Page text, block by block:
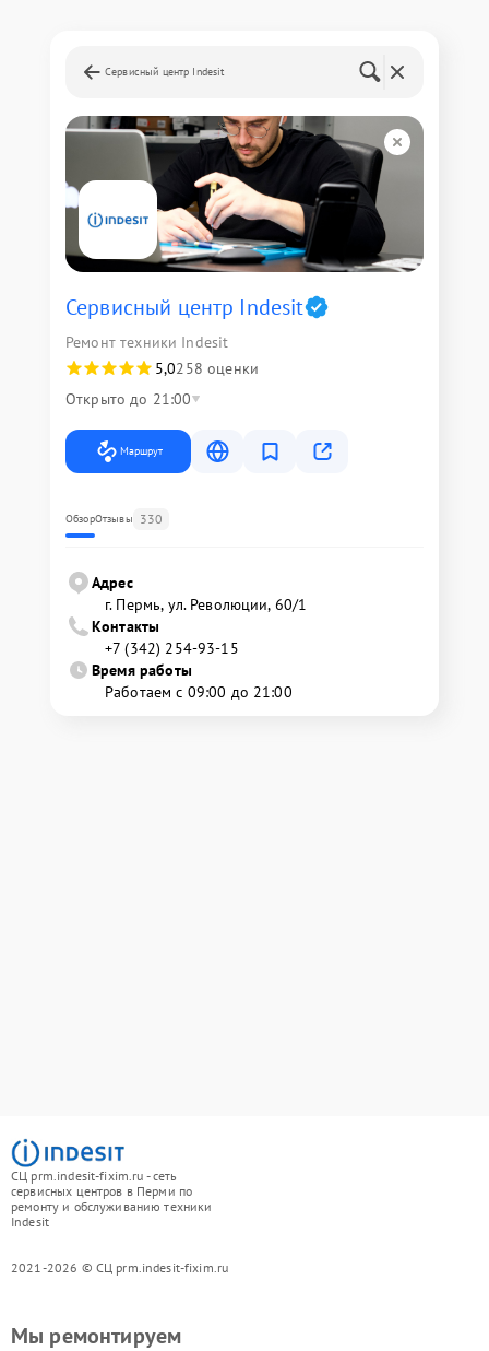
Сервисный центр Indesit
Сервисный центр Indesit
Ремонт техники Indesit
5,0258 оценки
Открыто до 21:00
Маршрут
ОбзорОтзывы 330
Адрес
г. Пермь, ул. ​Революции, 60/1
Контакты
+7 (342) 254-93-15
Время работы
Работаем с 09:00 до 21:00
СЦ prm.indesit-fixim.ru - сеть
сервисных центров в Перми по
ремонту и обслуживанию техники
Indesit
2021-2026 © СЦ prm.indesit-fixim.ru
Мы ремонтируем